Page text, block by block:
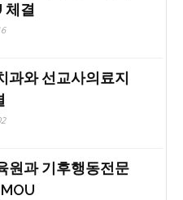
체결
과와 선교사의료지
원과 기후행동전문